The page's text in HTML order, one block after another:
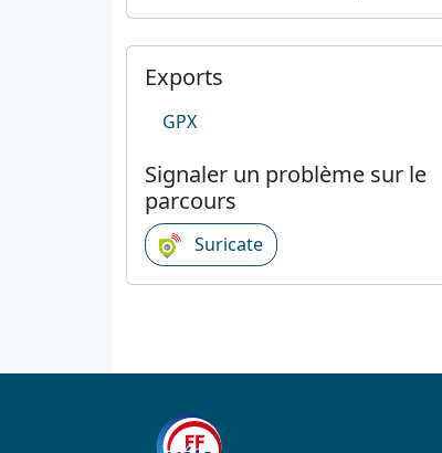
Exports
GPX
Signaler un problème sur le
parcours
Suricate